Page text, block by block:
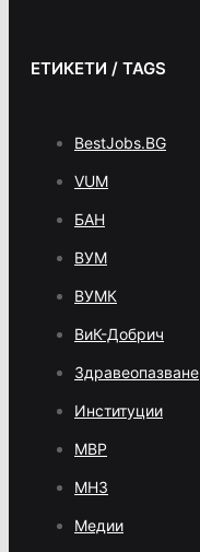
ЕТИКЕТИ / TAGS
BestJobs.BG
VUM
БАН
ВУМ
ВУМК
ВиК-Добрич
Здравеопазване
Институции
МВР
МНЗ
Медии